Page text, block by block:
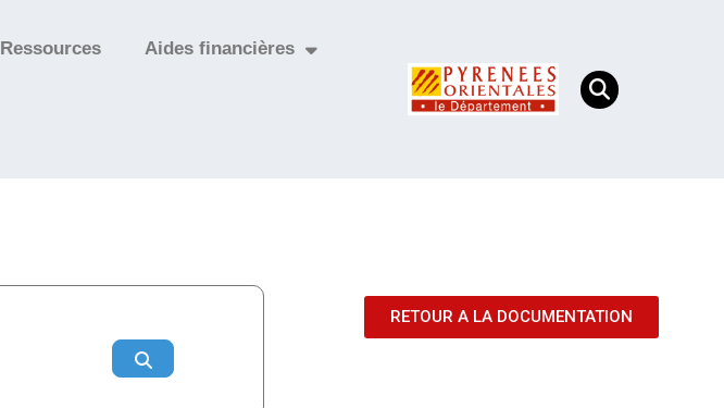
Ressources Aides financières
RETOUR A LA DOCUMENTATION